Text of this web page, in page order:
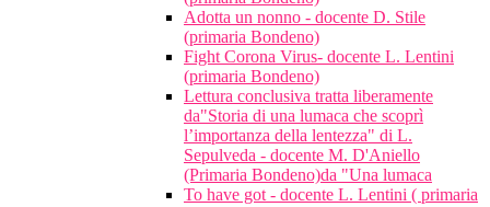
Adotta un nonno - docente D. Stile
(primaria Bondeno)
Fight Corona Virus- docente L. Lentini
(primaria Bondeno)
Lettura conclusiva tratta liberamente
da"Storia di una lumaca che scoprì
l’importanza della lentezza" di L.
Sepulveda - docente M. D'Aniello
(Primaria Bondeno)da "Una lumaca
To have got - docente L. Lentini ( primaria